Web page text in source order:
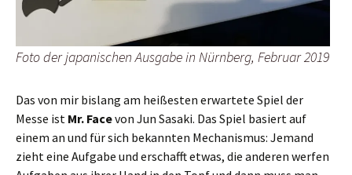
Foto der japanischen Ausgabe in Nürnberg, Februar 2019
Das von mir bislang am heißesten erwartete Spiel der
Messe ist Mr. Facevon Jun Sasaki. Das Spiel basiert auf
einem an und für sich bekannten Mechanismus: Jemand
zieht eine Aufgabe und erschafft etwas, die anderen werfen